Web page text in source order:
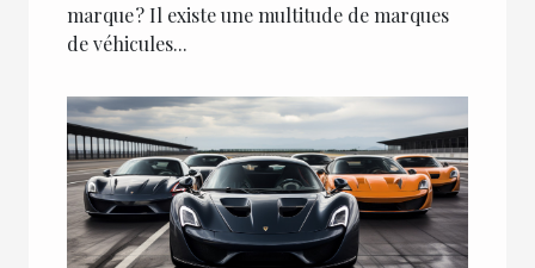
marque ? Il existe une multitude de marques
de véhicules...